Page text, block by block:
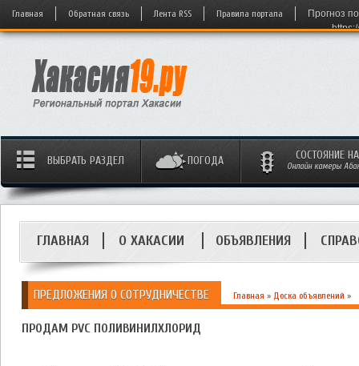
Главная Обратная связь Лента RSS Правила портала
Прогноз
ВЫБРАТЬ РАЗДЕЛ ПОГОДА СОСТОЯНИЕ
Онлайн камеры
ГЛАВНАЯ О ХАКАСИИ ОБЪЯВЛЕНИЯ
ПРЕДЛОЖЕНИЯ О СОТРУДНИЧЕСТВЕ Главная » Доска объявлений »
ПРОДАМ PVC ПОЛИВИНИЛХЛОРИД